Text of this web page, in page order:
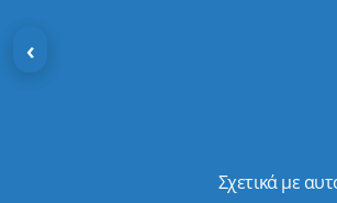
Σχετικά με
‹